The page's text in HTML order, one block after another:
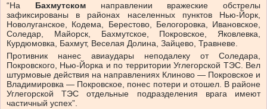
“На Бахмутскомнаправлении вражеские обстрелы
зафиксированы в районах населенных пунктов Нью-Йорк,
Новолуганское, Кодема, Берестово, Белогоровка, Ивановское,
Соледар, Майорск, Бахмутское, Покровское, Яковлевка,
Курдюмовка, Бахмут, Веселая Долина, Зайцево, Травневе.
Противник нанес авиаудары неподалеку от Соледара,
Покровского, Нью-Йорка и по территории Углегорской ТЭС. Вел
штурмовые действия на направлениях Клиново — Покровское и
Владимировка — Покровское, понес потери и отошел. В районе
Углегорской ТЭС отдельные подразделения врага имеют
частичный успех”.